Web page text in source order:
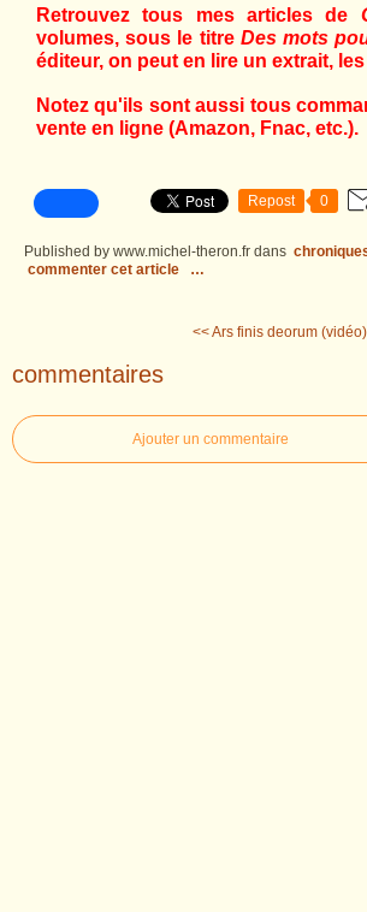
Retrouvez tous mes articles de
volumes, sous le titre Des mots
éditeur, on peut en lire un extrait,
Notez qu'ils sont aussi tous
vente en ligne (Amazon, Fnac, etc.).
Repost 0
Published by www.michel-theron.fr dans
commenter cet article
…
<< Ars finis deorum (vidéo)
commentaires
Ajouter un commentaire